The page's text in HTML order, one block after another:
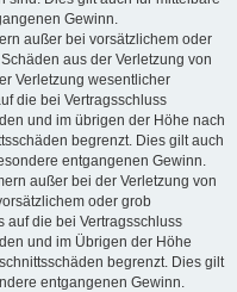
Gewinn.
außer bei vorsätzlichem oder
aus der Verletzung von
Verletzung wesentlicher
die bei Vertragsschluss
und im übrigen der Höhe nach
begrenzt. Dies gilt auch
entgangenen Gewinn.
außer bei der Verletzung von
oder grob
auf die bei Vertragsschluss
und im Übrigen der Höhe
begrenzt. Dies gilt
entgangenen Gewinn.